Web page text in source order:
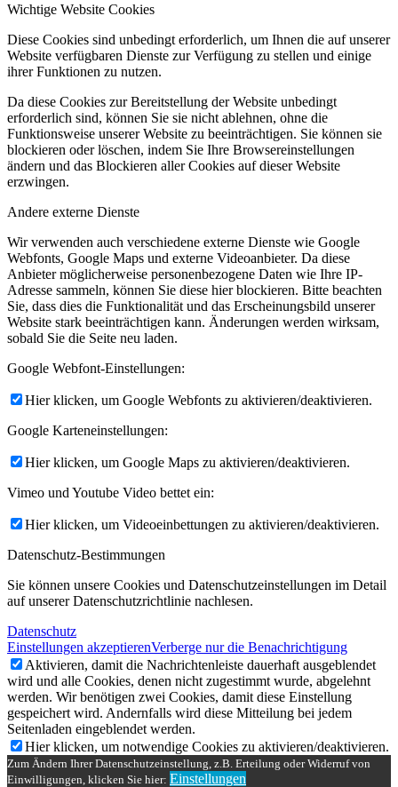
Wichtige Website Cookies
Diese Cookies sind unbedingt erforderlich, um Ihnen die auf unserer
Website verfügbaren Dienste zur Verfügung zu stellen und einige
ihrer Funktionen zu nutzen.
Da diese Cookies zur Bereitstellung der Website unbedingt
erforderlich sind, können Sie sie nicht ablehnen, ohne die
Funktionsweise unserer Website zu beeinträchtigen. Sie können sie
blockieren oder löschen, indem Sie Ihre Browsereinstellungen
ändern und das Blockieren aller Cookies auf dieser Website
erzwingen.
Andere externe Dienste
Wir verwenden auch verschiedene externe Dienste wie Google
Webfonts, Google Maps und externe Videoanbieter. Da diese
Anbieter möglicherweise personenbezogene Daten wie Ihre IP-
Adresse sammeln, können Sie diese hier blockieren. Bitte beachten
Sie, dass dies die Funktionalität und das Erscheinungsbild unserer
Website stark beeinträchtigen kann. Änderungen werden wirksam,
sobald Sie die Seite neu laden.
Google Webfont-Einstellungen:
Hier klicken, um Google Webfonts zu aktivieren/deaktivieren.
Google Karteneinstellungen:
Hier klicken, um Google Maps zu aktivieren/deaktivieren.
Vimeo und Youtube Video bettet ein:
Hier klicken, um Videoeinbettungen zu aktivieren/deaktivieren.
Datenschutz-Bestimmungen
Sie können unsere Cookies und Datenschutzeinstellungen im Detail
auf unserer Datenschutzrichtlinie nachlesen.
Datenschutz
Einstellungen akzeptierenVerberge nur die Benachrichtigung
Aktivieren, damit die Nachrichtenleiste dauerhaft ausgeblendet
wird und alle Cookies, denen nicht zugestimmt wurde, abgelehnt
werden. Wir benötigen zwei Cookies, damit diese Einstellung
gespeichert wird. Andernfalls wird diese Mitteilung bei jedem
Seitenladen eingeblendet werden.
Hier klicken, um notwendige Cookies zu aktivieren/deaktivieren.
Zum Ändern Ihrer Datenschutzeinstellung, z.B. Erteilung oder Widerruf von
Einwilligungen, klicken Sie hier: Einstellungen